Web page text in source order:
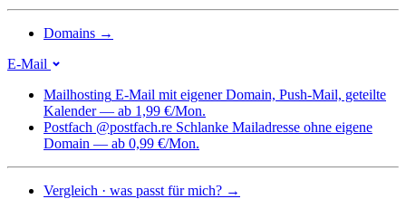
Domains →
E-Mail
Mailhosting E-Mail mit eigener Domain, Push-Mail, geteilte
Kalender — ab 1,99 €/Mon.
Postfach @postfach.re Schlanke Mailadresse ohne eigene
Domain — ab 0,99 €/Mon.
Vergleich · was passt für mich? →